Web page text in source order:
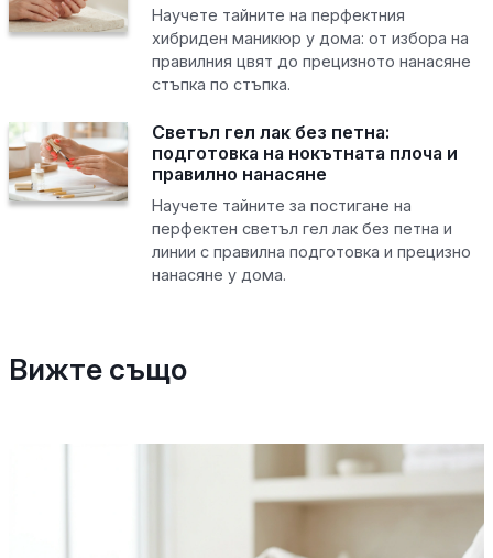
Научете тайните на перфектния
хибриден маникюр у дома: от избора на
правилния цвят до прецизното нанасяне
стъпка по стъпка.
Светъл гел лак без петна:
подготовка на нокътната плоча и
правилно нанасяне
Научете тайните за постигане на
перфектен светъл гел лак без петна и
линии с правилна подготовка и прецизно
нанасяне у дома.
Вижте също